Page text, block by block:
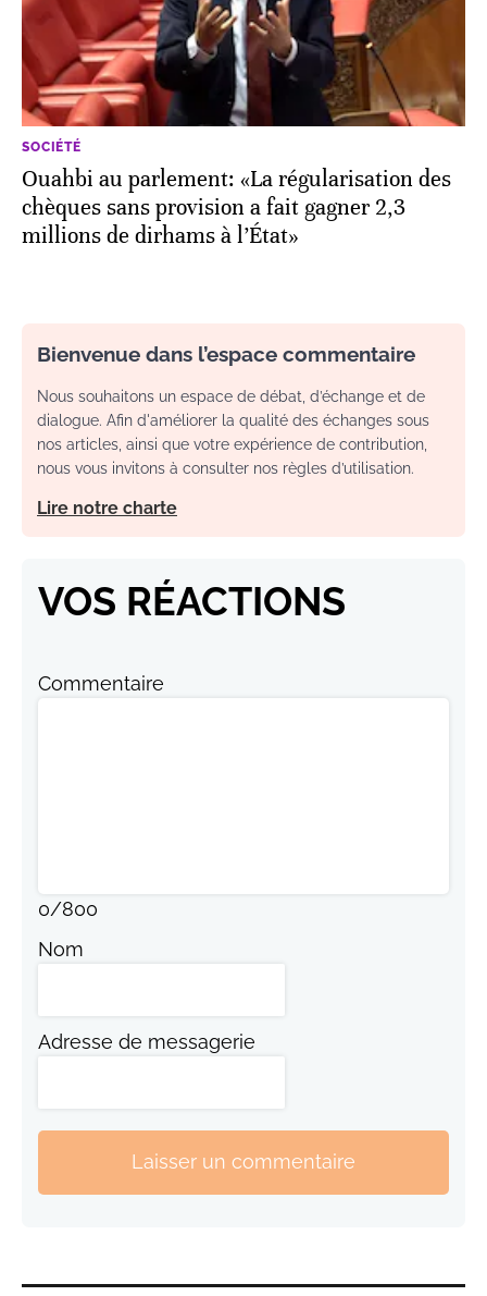
SOCIÉTÉ
Ouahbi au parlement: «La régularisation des
chèques sans provision a fait gagner 2,3
millions de dirhams à l’État»
Bienvenue dans l’espace commentaire
Nous souhaitons un espace de débat, d’échange et de
dialogue. Afin d'améliorer la qualité des échanges sous
nos articles, ainsi que votre expérience de contribution,
nous vous invitons à consulter nos règles d’utilisation.
Lire notre charte
VOS RÉACTIONS
Commentaire
0/800
Nom
Adresse de messagerie
Laisser un commentaire